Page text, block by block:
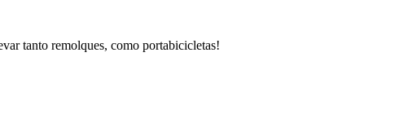
tanto remolques, como portabicicletas!